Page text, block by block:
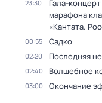
23:30
Гала-
марафона
«Кантата.
00:55 Садко
02:20 Последняя
02:40 Волшебное
03:00 Окончание